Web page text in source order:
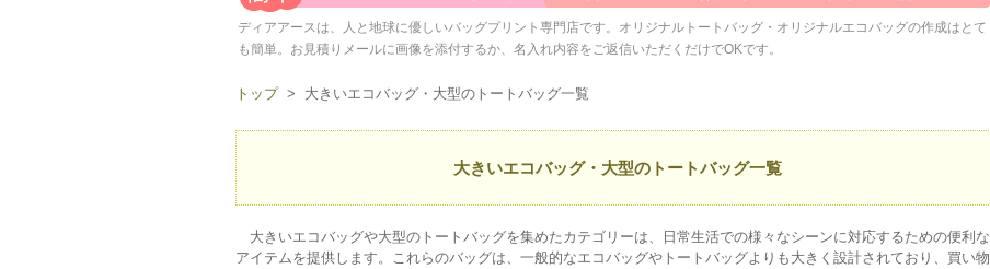
ディアアースは、人と地球に優しいバッグプリント専門店です。オリジナルトートバッグ・オリジナルエコバッグの作成はとて
も簡単。お見積りメールに画像を添付するか、名入れ内容をご返信いただくだけでOKです。
トップ> 大きいエコバッグ・大型のトートバッグ一覧
大きいエコバッグ・大型のトートバッグ一覧
大きいエコバッグや大型のトートバッグを集めたカテゴリーは、日常生活での様々なシーンに対応するための便利な
アイテムを提供します。これらのバッグは、一般的なエコバッグやトートバッグよりも大きく設計されており、買い物